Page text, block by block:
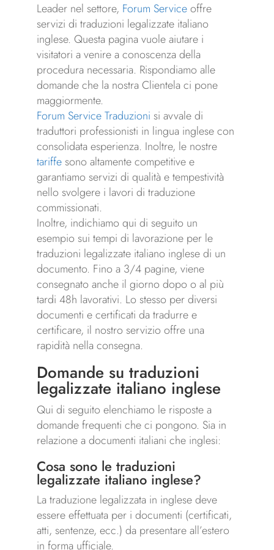
Leader nel settore, Forum Serviceoffre
servizi di traduzioni legalizzate italiano
inglese. Questa pagina vuole aiutare i
visitatori a venire a conoscenza della
procedura necessaria. Rispondiamo alle
domande che la nostra Clientela ci pone
maggiormente.
Forum Service Traduzioni si avvale di
traduttori professionisti in lingua inglese con
consolidata esperienza. Inoltre, le nostre
tariffesono altamente competitive e
garantiamo servizi di qualità e tempestività
nello svolgere i lavori di traduzione
commissionati.
Inoltre, indichiamo qui di seguito un
esempio sui tempi di lavorazione per le
traduzioni legalizzate italiano inglese di un
documento. Fino a 3/4 pagine, viene
consegnato anche il giorno dopo o al più
tardi 48h lavorativi. Lo stesso per diversi
documenti e certificati da tradurre e
certificare, il nostro servizio offre una
rapidità nella consegna.
Domande su traduzioni
legalizzate italiano inglese
Qui di seguito elenchiamo le risposte a
domande frequenti che ci pongono. Sia in
relazione a documenti italiani che inglesi:
Cosa sono le traduzioni
legalizzate italiano inglese?
La traduzione legalizzata in inglese deve
essere effettuata per i documenti (certificati,
atti, sentenze, ecc.) da presentare all’estero
in forma ufficiale.